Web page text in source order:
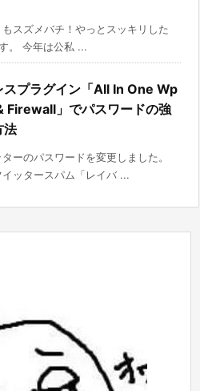
スズメバチ！やっとスッキリした
。 今年は公私 ...
スプラグイン「All In One Wp
Firewall」でパスワードの強
法
ーのパスワードを変更しました。
ッタースパム「レイバ ...